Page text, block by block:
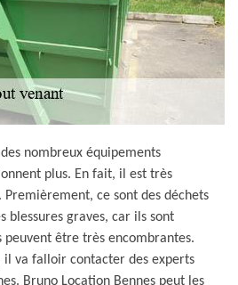
nombreux équipements
plus. En fait, il est très
ce sont des déchets
blessures graves, car ils sont
peuvent être très encombrantes.
il va falloir contacter des experts
Bruno Location Bennes peut les